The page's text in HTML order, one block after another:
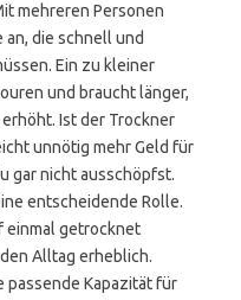
mehreren Personen
die schnell und
Ein zu kleiner
und braucht länger,
Ist der Trockner
unnötig mehr Geld für
gar nicht ausschöpfst.
entscheidende Rolle.
einmal getrocknet
Alltag erheblich.
passende Kapazität für